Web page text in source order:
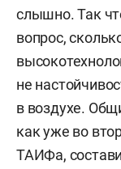
слышно. Так
вопрос,
не
в воздухе.
как уже во
ТАИФа,